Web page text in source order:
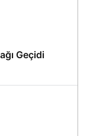
Geçidi